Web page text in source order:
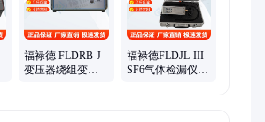
福禄德 FLDRB-J
变压器绕组变形
福禄德FLDJL-III
SF6气体检漏仪六